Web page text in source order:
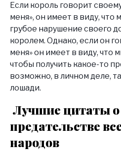
Если король говорит
меня», он имеет в виду, что
грубое нарушение своего
королем. Однако, если он
меня» он имеет в виду, что
чтобы получить какое-то
возможно, в личном деле,
лошади.
Лучшие цитаты о
предательстве
народов